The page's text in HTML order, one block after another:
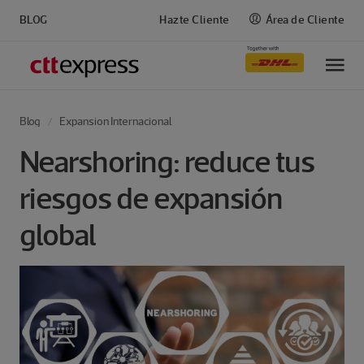
BLOG Área de Cliente
Hazte Cliente
Blog Expansion Internacional
Nearshoring: reduce tus
riesgos de expansión
global